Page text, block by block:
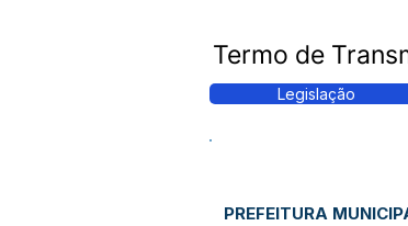
Termo de
Legislação
PREFEITURA